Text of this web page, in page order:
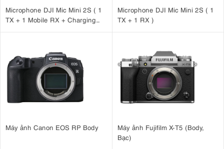
Microphone DJI Mic Mini 2S ( 1
TX + 1 Mobile RX + Charging
Microphone DJI Mic Mini 2S ( 1
TX + 1 RX )
Máy ảnh Canon EOS RP Body
Máy ảnh Fujifilm X-T5 (Body,
Bạc)